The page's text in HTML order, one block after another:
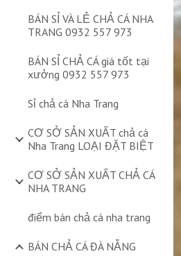
BÁN SỈ VÀ LẺ CHẢ CÁ NHA
TRANG 0932 557 973
BÁN SỈ CHẢ CÁ giá tốt tại
xưởng 0932 557 973
Sỉ chả cá Nha Trang
CƠ SỞ SẢN XUẤT chả cá
Nha Trang LOẠI ĐẶT BIỆT
CƠ SỞ SẢN XUẤT CHẢ CÁ
NHA TRANG
điểm bán chả cá nha trang
BÁN CHẢ CÁ ĐÀ NẴNG